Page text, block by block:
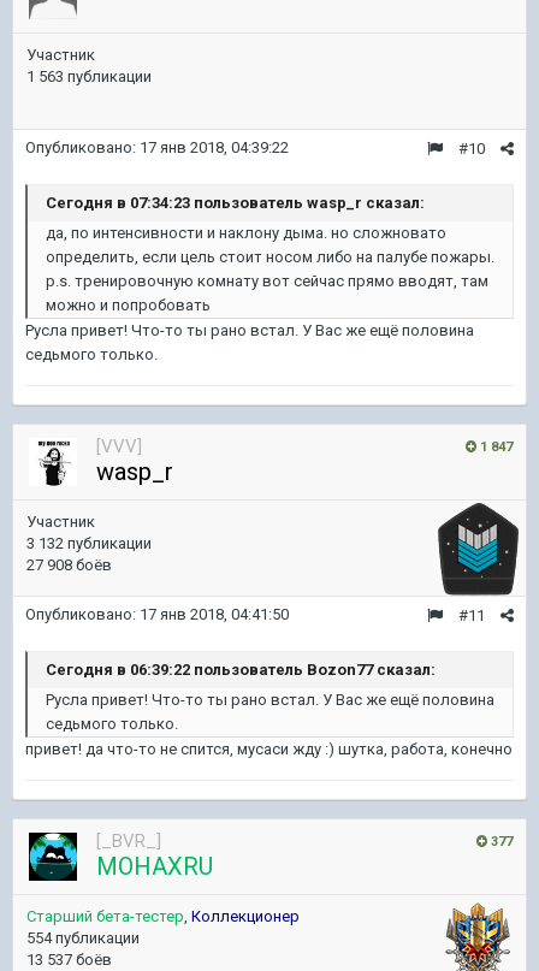
Участник
1 563 публикации
#10
Опубликовано: 17 янв 2018, 04:39:22
Сегодня в 07:34:23 пользователь wasp_r сказал:
да, по интенсивности и наклону дыма. но сложновато
определить, если цель стоит носом либо на палубе пожары.
p.s. тренировочную комнату вот сейчас прямо вводят, там
можно и попробовать
Русла привет! Что-то ты рано встал. У Вас же ещё половина
седьмого только.
1 847
[VVV]
wasp_r
Участник
3 132 публикации
27 908 боёв
#11
Опубликовано: 17 янв 2018, 04:41:50
Сегодня в 06:39:22 пользователь Bozon77 сказал:
Русла привет! Что-то ты рано встал. У Вас же ещё половина
седьмого только.
привет! да что-то не спится, мусаси жду :) шутка, работа, конечно
377
[_BVR_]
MOHAXRU
Старший бета-тестер, Коллекционер
554 публикации
13 537 боёв